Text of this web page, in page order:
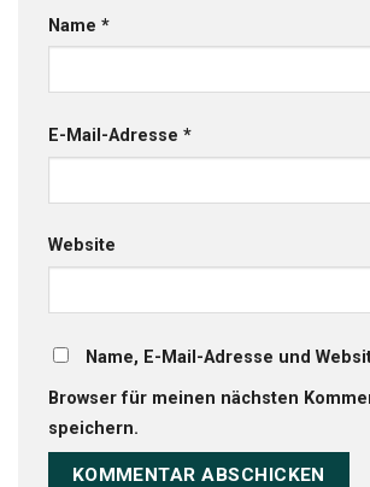
Name *
E-Mail-Adresse *
Website
Name, E-Mail-Adresse und
Browser für meinen nächsten
speichern.